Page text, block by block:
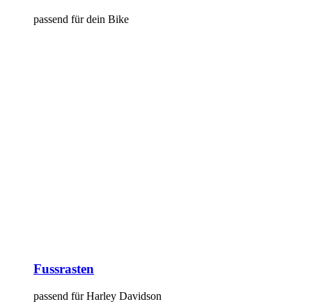
passend für dein Bike
Fussrasten
passend für Harley Davidson